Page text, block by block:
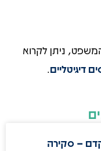
ניתן לקרוא
דיגיטליים.
– סקירה